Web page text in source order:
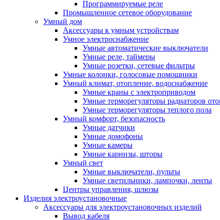
Программируемые реле
Промышленное сетевое оборудование
Умный дом
Аксессуары к умным устройствам
Умное электроснабжение
Умные автоматические выключатели
Умные реле, таймеры
Умные розетки, сетевые фильтры
Умные колонки, голосовые помощники
Умный климат, отопление, водоснабжение
Умные краны с электроприводом
Умные терморегуляторы радиаторов
Умные терморегуляторы теплого пола
Умный комфорт, безопасность
Умные датчики
Умные домофоны
Умные камеры
Умные карнизы, шторы
Умный свет
Умные выключатели, пульты
Умные светильники, лампочки, ленты
Центры управления, шлюзы
Изделия электроустановочные
Аксессуары для электроустановочных изделий
Вывод кабеля